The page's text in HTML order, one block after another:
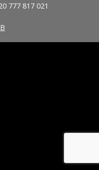
777 817 021